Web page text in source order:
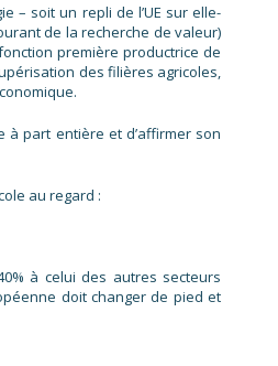
– soit un repli de l’UE sur elle-
de la recherche de valeur)
première productrice de
des filières agricoles,
à part entière et d’affirmer son
au regard :
à celui des autres secteurs
doit changer de pied et